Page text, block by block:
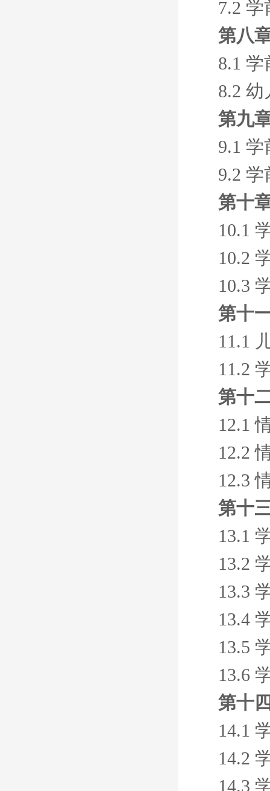
7.2
第八
8.1
8.2
第九
9.1
9.2
第十
10.1
10.2
10.3
第十
11.1
11.2
第十
12.1
12.2
12.3
第十
13.1
13.2
13.3
13.4
13.5
13.6
第十
14.1
14.2
14.3